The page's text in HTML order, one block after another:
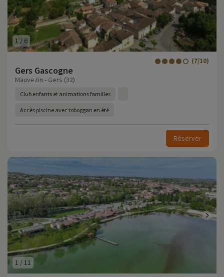
1 / 6
Gers Gascogne
(7/10)
Mauvezin - Gers (32)
Club enfants et animations familles
Accès piscine avec toboggan en été
Réserver
1 / 11